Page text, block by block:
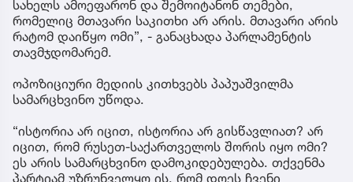
სახელს ამოეფარონ და შემოიტანონ თემები,
რომელიც მთავარი საკითხი არ არის. მთავარი არის
რატომ დაიწყო ომი”, - განაცხადა პარლამენტის
თავმჯდომარემ.
ოპოზიციური მედიის კითხვებს პაპუაშვილმა
სამარცხვინო უწოდა.
“ისტორია არ იცით, ისტორია არ გისწავლიათ? არ
იცით, რომ რუსეთ-საქართველოს შორის იყო ომი?
ეს არის სამარცხვინო დამოკიდებულება. თქვენმა
პარტიამ უზრუნველყო ის, რომ დღეს ჩვენი